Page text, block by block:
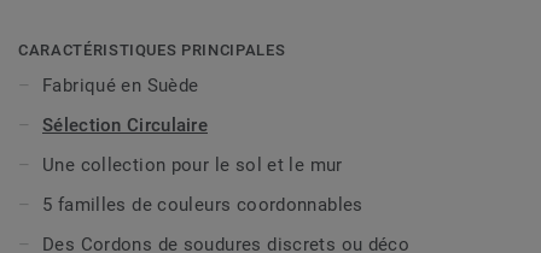
CARACTÉRISTIQUES PRINCIPALES
Fabriqué en Suède
Sélection Circulaire
Une collection pour le sol et le mur
5 familles de couleurs coordonnables
Des Cordons de soudures discrets ou déco